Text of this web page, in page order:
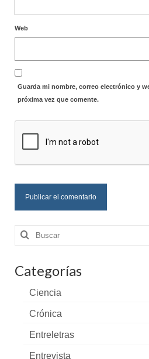
Web
Guarda mi nombre, correo electrónico y
próxima vez que comente.
Buscar
por:
Categorías
Ciencia
Crónica
Entreletras
Entrevista